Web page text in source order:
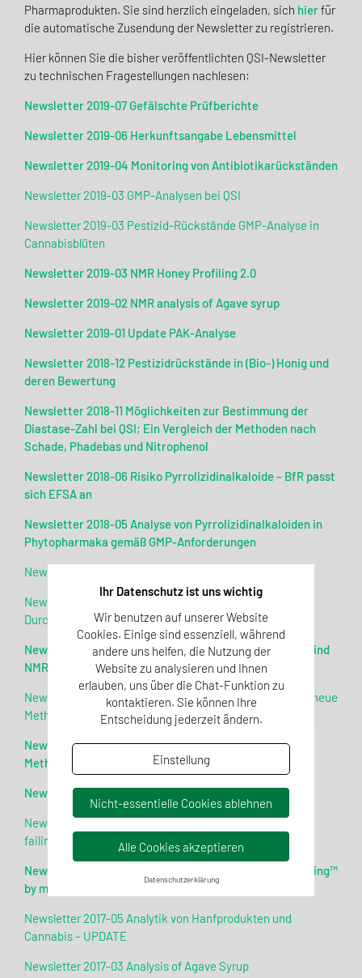
Pharmaprodukten. Sie sind herzlich eingeladen, sich hierfür
die automatische Zusendung der Newsletter zu registrieren.
Hier können Sie die bisher veröffentlichten QSI-Newsletter
zu technischen Fragestellungen nachlesen:
Newsletter 2019-07 Gefälschte Prüfberichte
Newsletter 2019-06 Herkunftsangabe Lebensmittel
Newsletter 2019-04 Monitoring von Antibiotikarückständen
Newsletter 2019-03 GMP-Analysen bei QSI
Newsletter 2019-03 Pestizid-Rückstände GMP-Analyse in
Cannabisblüten
Newsletter 2019-03 NMR Honey Profiling 2.0
Newsletter 2019-02 NMR analysis of Agave syrup
Newsletter 2019-01 Update PAK-Analyse
Newsletter 2018-12 Pestizidrückstände in (Bio-) Honig und
deren Bewertung
Newsletter 2018-11 Möglichkeiten zur Bestimmung der
Diastase-Zahl bei QSI; Ein Vergleich der Methoden nach
Schade, Phadebas und Nitrophenol
Newsletter 2018-06 Risiko Pyrrolizidinalkaloide – BfR passt
sich EFSA an
Newsletter 2018-05 Analyse von Pyrrolizidinalkaloiden in
Phytopharmaka gemäß GMP-Anforderungen
Newsletter 2018-04 Update of NMR databases at QSI
Newsletter 2018-04 Antibiotika-Rückstände: Neue
Durchführungsverordnung 2018/470/EU
Newsletter 2018-03 The Evolution of the Database behind
NMR-Honey-Profiling™
Newsletter 2018-03 Bestimmung von Amitraz in Honig – neue
Methodik
Newsletter 2018-01 Whitepaper Critical Evaluation of
Methodologies for Characterization of Agave Syrup
Newsletter 2017-09 Analytik des Cannabinoidprofils
Newsletter 2017-09 Bee feeding as root cause for honey
failing adulteration test
Newsletter 2017-07 New evaluation of the Honey-Profiling™
by means of NMR
Newsletter 2017-05 Analytik von Hanfprodukten und
Cannabis – UPDATE
Newsletter 2017-03 Analysis of Agave Syrup
Ihr Datenschutz ist uns wichtig
Wir benutzen auf unserer Website
Cookies. Einige sind essenziell, während
andere uns helfen, die Nutzung der
Website zu analysieren und Ihnen
erlauben, uns über die Chat-Funktion zu
kontaktieren. Sie können Ihre
Entscheidung jederzeit ändern.
Einstellung
Nicht-essentielle Cookies ablehnen
Alle Cookies akzeptieren
Datenschutzerklärung